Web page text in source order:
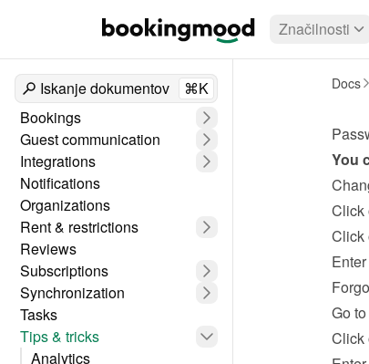
Značilnosti
Iskanje dokumentov
⌘K
Bookings
Guest communication
Integrations
Notifications
Organizations
Rent & restrictions
Reviews
Subscriptions
Synchronization
Tasks
Tips & tricks
Analytics
Docs
You
Click
Go to
Click